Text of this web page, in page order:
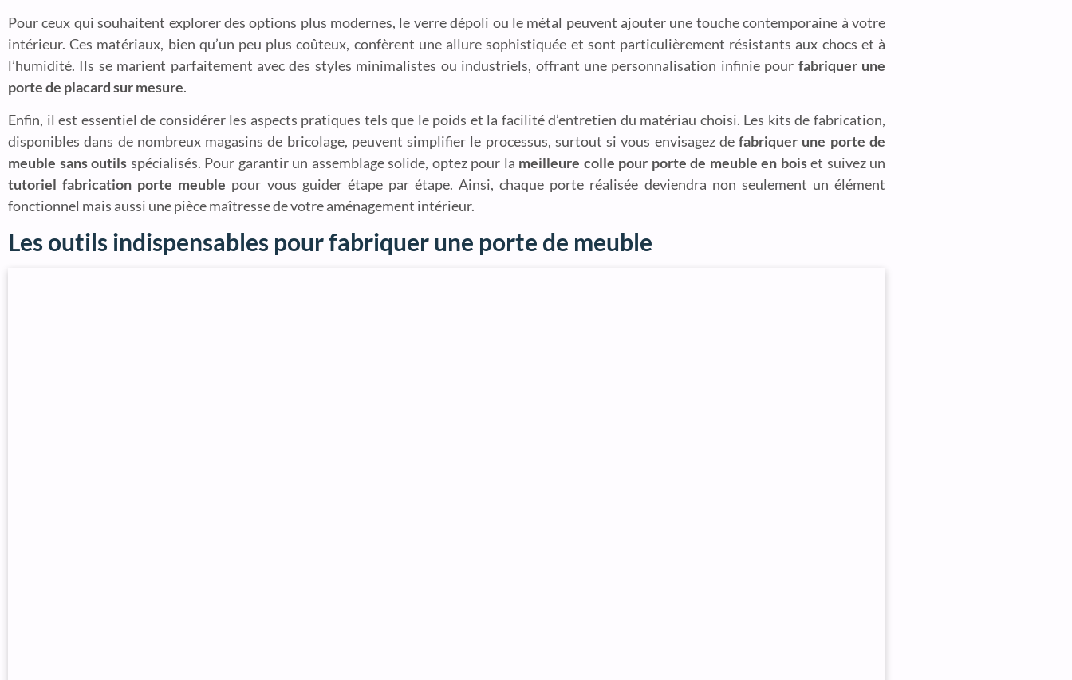
Pour ceux qui souhaitent explorer des options plus modernes, le verre dépoli ou le métal peuvent ajouter une touche contemporaine à votre
intérieur. Ces matériaux, bien qu’un peu plus coûteux, confèrent une allure sophistiquée et sont particulièrement résistants aux chocs et à
l’humidité. Ils se marient parfaitement avec des styles minimalistes ou industriels, offrant une personnalisation infinie pour fabriquer une
porte de placard sur mesure.
Enfin, il est essentiel de considérer les aspects pratiques tels que le poids et la facilité d’entretien du matériau choisi. Les kits de fabrication,
disponibles dans de nombreux magasins de bricolage, peuvent simplifier le processus, surtout si vous envisagez defabriquer une porte de
meuble sans outils spécialisés. Pour garantir un assemblage solide, optez pour la meilleure colle pour porte de meuble en boiset suivez un
tutoriel fabrication porte meuble pour vous guider étape par étape. Ainsi, chaque porte réalisée deviendra non seulement un élément
fonctionnel mais aussi une pièce maîtresse de votre aménagement intérieur.
Les outils indispensables pour fabriquer une porte de meuble